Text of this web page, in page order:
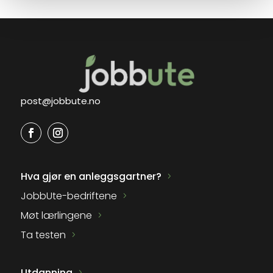
post@jobbute.no
Hva gjør en anleggsgartner?
JobbUte-bedriftene
Møt lærlingene
Ta testen